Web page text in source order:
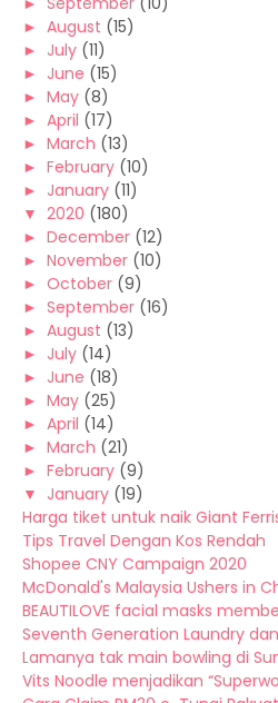
► August (15)
► July (11)
► June (15)
► May (8)
► April (17)
► March (13)
► February (10)
► January (11)
▼ 2020 (180)
► December (12)
► November (10)
► October (9)
► September (16)
► August (13)
► July (14)
► June (18)
► May (25)
► April (14)
► March (21)
► February (9)
▼ January (19)
Harga tiket untuk naik Giant
Tips Travel Dengan Kos Rendah
Shopee CNY Campaign 2020
McDonald's Malaysia Ushers in
BEAUTILOVE facial masks
Seventh Generation Laundry
Lamanya tak main bowling di
Vits Noodle menjadikan